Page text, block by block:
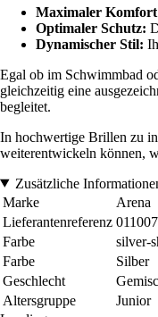
Maximaler
Optimaler Schutz:
Dynamischer Stil:
Egal ob im Schwimmbad
gleichzeitig eine
begleitet.
In hochwertige Brillen zu
weiterentwickeln können,
Zusätzliche
Marke
Arena
Lieferantenreferenz
Farbe
silver-
Farbe
Silber
Geschlecht
Altersgruppe
Junior